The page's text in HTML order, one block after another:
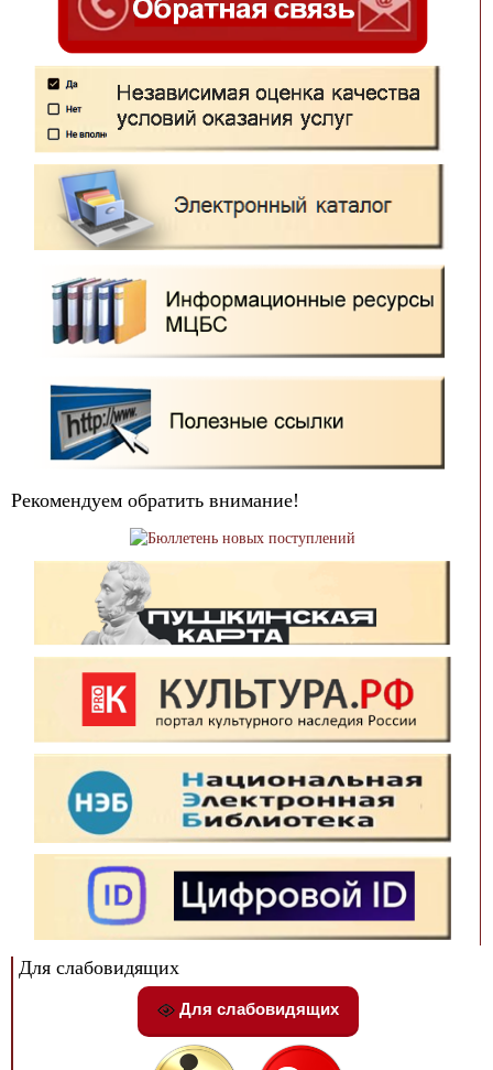
Рекомендуем обратить внимание!
Для слабовидящих
Для слабовидящих